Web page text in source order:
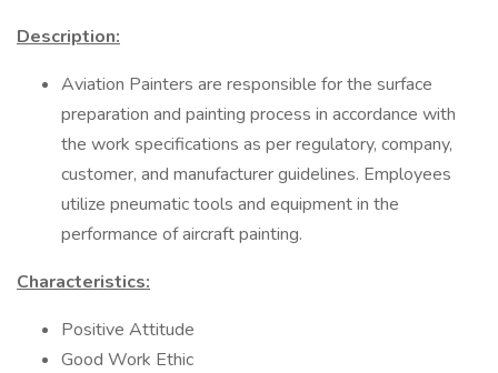
Description:
Aviation Painters are responsible for the surface
preparation and painting process in accordance with
the work specifications as per regulatory, company,
customer, and manufacturer guidelines. Employees
utilize pneumatic tools and equipment in the
performance of aircraft painting.
Characteristics:
Positive Attitude
Good Work Ethic